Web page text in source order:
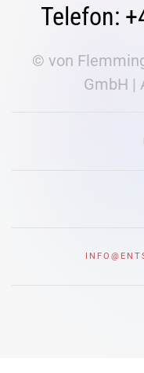
Telefon:
© von
GmbH |